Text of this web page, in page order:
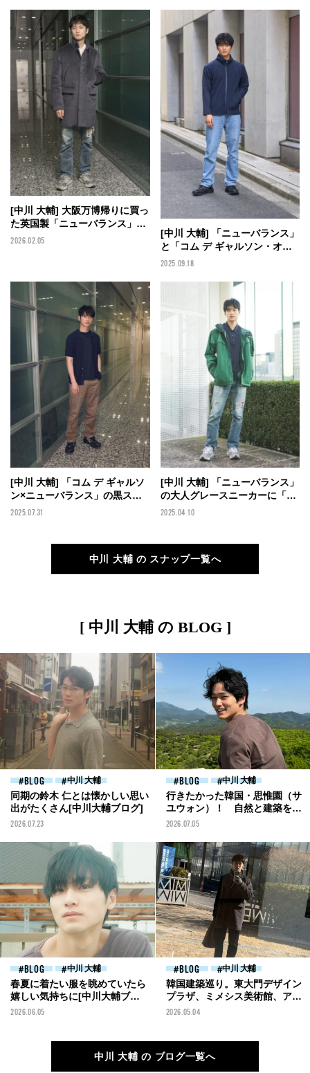
[中川 大輔] 大阪万博帰りに買っ
た英国製「ニューバランス」は
細身の「リーバイス®」と相性
2026.02.05
[中川 大輔] 「ニューバランス」
と「コム デ ギャルソン・オ
ム」の黒スニーカーでシンプル
【メンズノンノモデルの私服ス
2025.09.18
[中川 大輔] 「コム デ ギャルソ
ン×ニューバランス」の黒スニ
ーカーを奇跡的にゲット！ カ
2025.07.31
[中川 大輔] 「ニューバランス」
の大人グレースニーカーに「リ
ーバイス®」のデニムと「ザ・
プ】
2025.04.10
中川 大輔 の スナップ一覧へ
[ 中川 大輔 の BLOG ]
BLOG 中川 大輔
同期の鈴木 仁とは懐かしい思い
出がたくさん[中川大輔ブログ]
2026.07.23
BLOG 中川 大輔
行きたかった韓国・思惟園（サ
ユウォン）！ 自然と建築を感
じられる気持ちのいい空間[中
2026.07.05
BLOG 中川 大輔
春夏に着たい服を眺めていたら
嬉しい気持ちに[中川大輔ブロ
グ]
2026.06.05
BLOG 中川 大輔
韓国建築巡り。東大門デザイン
プラザ、ミメシス美術館、アモ
ーレパシフィック本社...見たか
2026.05.04
中川 大輔 の ブログ一覧へ